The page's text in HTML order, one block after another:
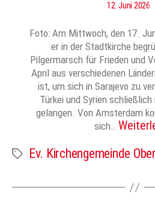
12. Juni 2026
Foto: Am Mittwoch, den 17.
er in der Stadtkirche
Pilgermarsch für Frieden und
April aus verschiedenen
ist, um sich in Sarajevo zu
Türkei und Syrien
gelangen. Von Amsterdam
sich…
Schlagwörter
Ev. Kirchengemeinde